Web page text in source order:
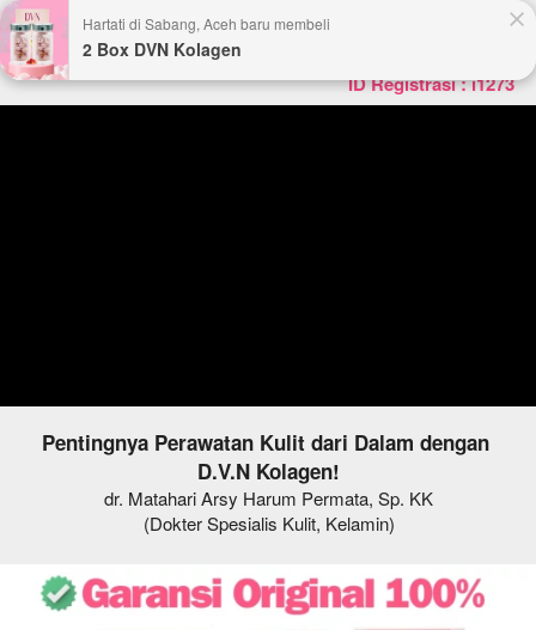
ID Registrasi : i1273
Pentingnya Perawatan Kulit dari Dalam dengan
D.V.N Kolagen!
dr. Matahari Arsy Harum Permata, Sp. KK
(Dokter Spesialis Kulit, Kelamin)
Hartati di Sabang, Aceh baru membeli
2 Box DVN Kolagen